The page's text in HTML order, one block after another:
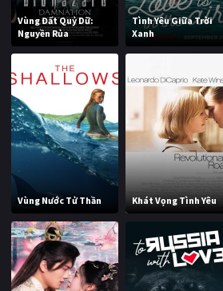
Vùng Đất Quỷ Dữ:
Nguyền Rủa
Tình Yêu Giữa Trời
Xanh
Vùng Nước Tử Thần Khát Vọng Tình Yêu